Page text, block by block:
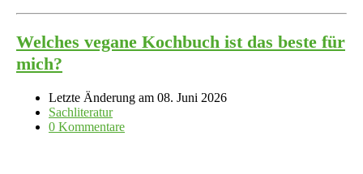
Welches vegane Kochbuch ist das beste für
mich?
Letzte Änderung am 08. Juni 2026
Sachliteratur
0 Kommentare